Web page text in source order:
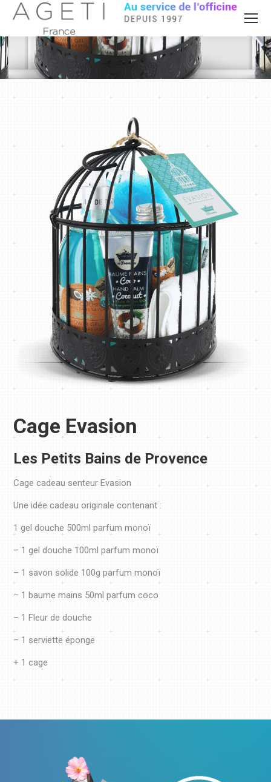
Cage Evasion
Les Petits Bains de Provence
Cage cadeau senteur Evasion
Une idée cadeau originale contenant :
1 gel douche 500ml parfum monoï
– 1 gel douche 100ml parfum monoï
– 1 savon solide 100g parfum monoï
– 1 baume mains 50ml parfum coco
– 1 Fleur de douche
– 1 serviette éponge
+ 1 cage